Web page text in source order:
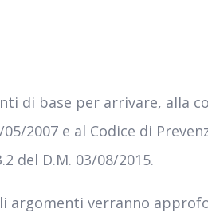
di base per arrivare, alla
2007 e al Codice di
del D.M. 03/08/2015.
argomenti verranno